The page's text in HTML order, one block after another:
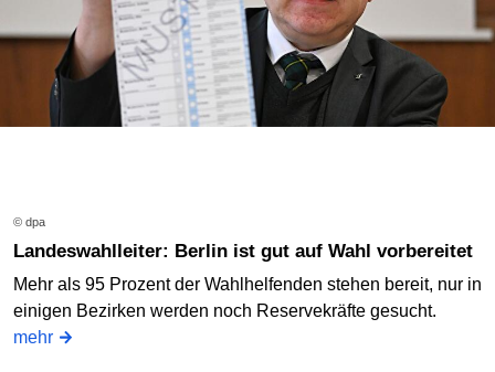
© dpa
Landeswahlleiter: Berlin ist gut auf Wahl vorbereitet
Mehr als 95 Prozent der Wahlhelfenden stehen bereit, nur in
einigen Bezirken werden noch Reservekräfte gesucht.
mehr